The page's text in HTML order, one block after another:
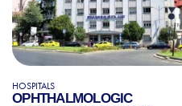
HOSPITALS
OPHTHALMOLOGIC